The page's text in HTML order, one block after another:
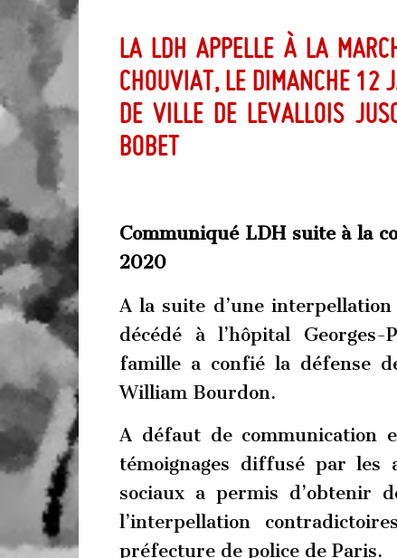
La LDH appelle à la
Chouviat, le dimanche
de ville de Levallois
Bobet
Communiqué LDH suite à la
2020
A la suite d’une
décédé à l’hôpital
famille a confié la défense
William Bourdon.
A défaut de communication
témoignages diffusé par les
sociaux a permis d’obtenir
l’interpellation
préfecture de police de Paris.